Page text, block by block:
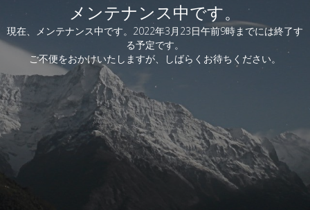
メンテナンス中です。
現在、メンテナンス中です。2022年3月23日午前9時までには終了す
る予定です。
ご不便をおかけいたしますが、しばらくお待ちください。